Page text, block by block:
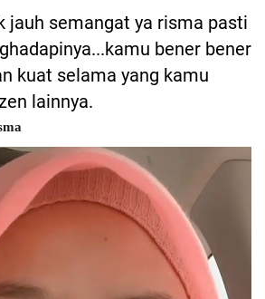
jauh semangat ya risma pasti
bener bener
kuat selama yang kamu
lainnya.